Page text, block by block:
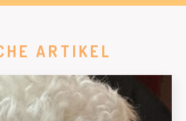
ARTIKEL